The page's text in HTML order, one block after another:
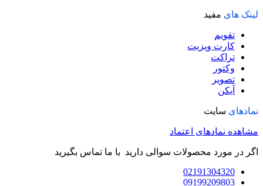
لینک های مفید
تقویم
کارت ویزیت
تراکت
وکتور
تصویر
آیکن
نمادهای سایت
مشاهده نمادهای اعتماد
اگر در مورد محصولات سوالی دارید با ما تماس بگیرید
02191304320
09199209803